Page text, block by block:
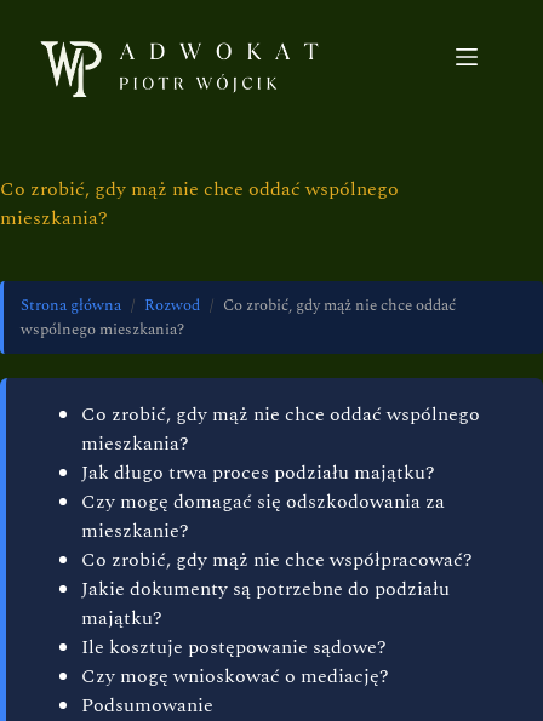
Co zrobić, gdy mąż nie chce oddać wspólnego
mieszkania?
Strona główna / Rozwod / Co zrobić, gdy mąż nie chce oddać
wspólnego mieszkania?
Co zrobić, gdy mąż nie chce oddać wspólnego
mieszkania?
Jak długo trwa proces podziału majątku?
Czy mogę domagać się odszkodowania za
mieszkanie?
Co zrobić, gdy mąż nie chce współpracować?
Jakie dokumenty są potrzebne do podziału
majątku?
Ile kosztuje postępowanie sądowe?
Czy mogę wnioskować o mediację?
Podsumowanie